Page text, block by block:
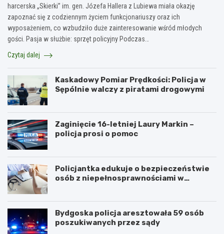
harcerska „Skierki” im. gen. Józefa Hallera z Lubiewa miała okazję
zapoznać się z codziennym życiem funkcjonariuszy oraz ich
wyposażeniem, co wzbudziło duże zainteresowanie wśród młodych
gości. Pasja w służbie: sprzęt policyjny Podczas…
Czytaj dalej
Kaskadowy Pomiar Prędkości: Policja w
Sępólnie walczy z piratami drogowymi
Zaginięcie 16-letniej Laury Markin –
policja prosi o pomoc
Policjantka edukuje o bezpieczeństwie
osób z niepełnosprawnościami w
Bydgoska policja aresztowała 59 osób
poszukiwanych przez sądy